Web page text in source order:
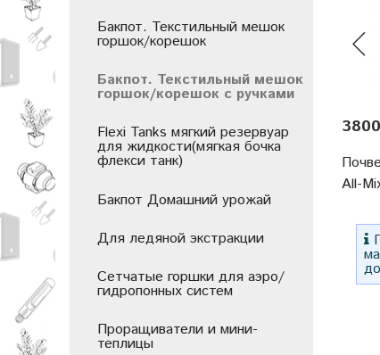
All-
Бакпот. Текстильный мешок
горшок/корешок
Бакпот. Текстильный мешок
горшок/корешок с ручками
Flexi Tanks мягкий резервуар
для жидкости(мягкая бочка
флекси танк)
Бакпот Домашний урожай
Для ледяной экстракции
Сетчатые горшки для аэро/
гидропонных систем
Проращиватели и мини-
теплицы